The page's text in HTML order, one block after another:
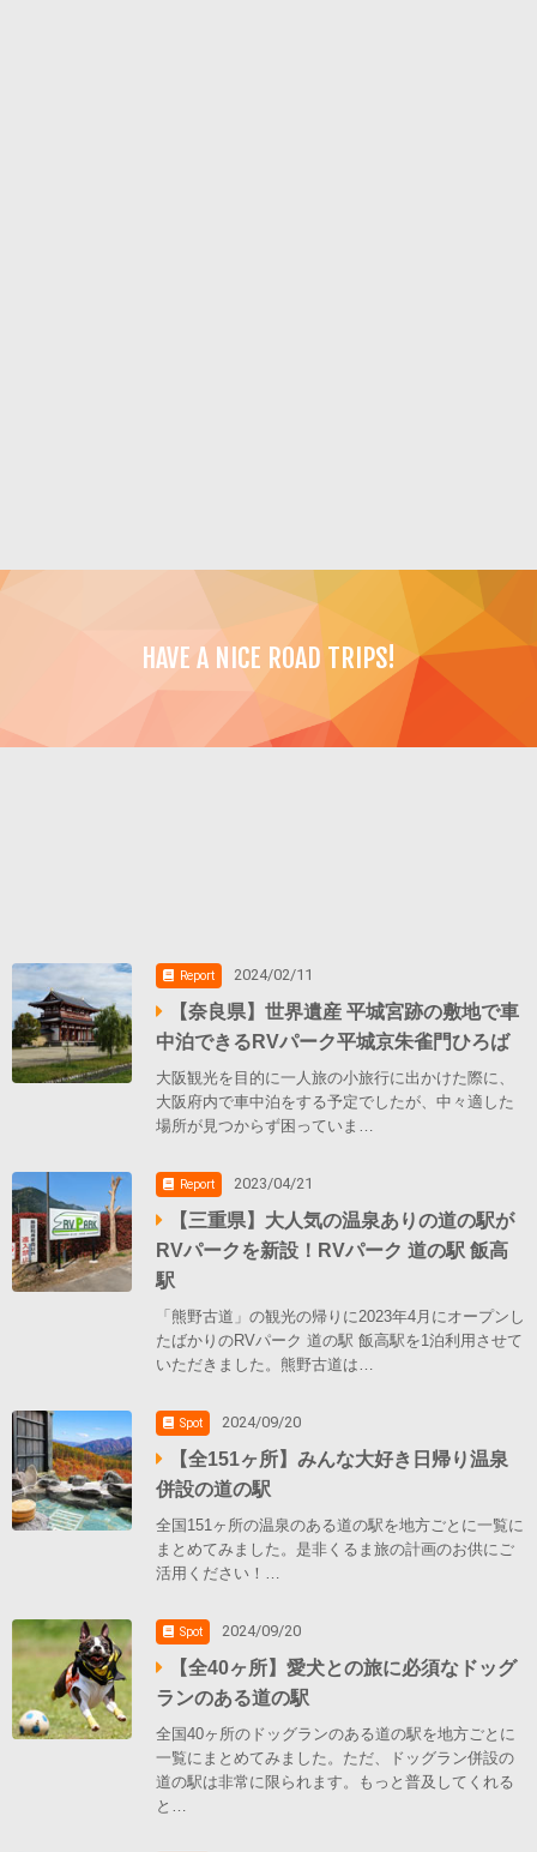
HAVE A NICE ROAD TRIPS!
Report 2024/02/11
【奈良県】世界遺産 平城宮跡の敷地で車
中泊できるRVパーク平城京朱雀門ひろば
大阪観光を目的に一人旅の小旅行に出かけた際に、
大阪府内で車中泊をする予定でしたが、中々適した
場所が見つからず困っていま…
Report 2023/04/21
【三重県】大人気の温泉ありの道の駅が
RVパークを新設！RVパーク 道の駅 飯高
駅
「熊野古道」の観光の帰りに2023年4月にオープンし
たばかりのRVパーク 道の駅 飯高駅を1泊利用させて
いただきました。熊野古道は…
Spot 2024/09/20
【全151ヶ所】みんな大好き日帰り温泉
併設の道の駅
全国151ヶ所の温泉のある道の駅を地方ごとに一覧に
まとめてみました。是非くるま旅の計画のお供にご
活用ください！…
Spot 2024/09/20
【全40ヶ所】愛犬との旅に必須なドッグ
ランのある道の駅
全国40ヶ所のドッグランのある道の駅を地方ごとに
一覧にまとめてみました。ただ、ドッグラン併設の
道の駅は非常に限られます。もっと普及してくれる
と…